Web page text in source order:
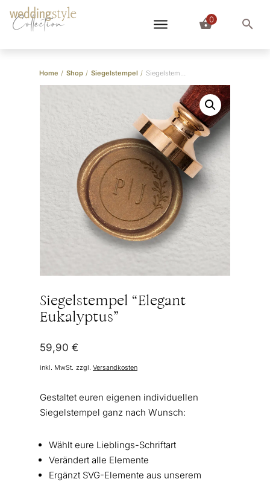
Collection 0
Home / Shop / Siegelstempel / Siegelstempel “Elegant Eukalyptus”
Siegelstempel “Elegant
Eukalyptus”
59,90 €
inkl. MwSt. zzgl. Versandkosten
Gestaltet euren eigenen individuellen
Siegelstempel ganz nach Wunsch:
Wählt eure Lieblings-Schriftart
Verändert alle Elemente
Ergänzt SVG-Elemente aus unserem